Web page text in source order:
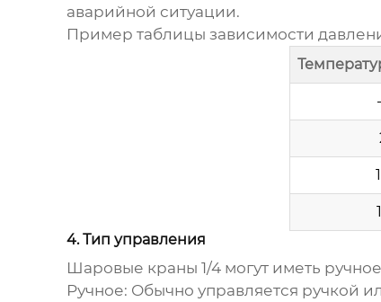
аварийной ситуации.
Пример таблицы зависимости
4. Тип управления
Шаровые краны 1/4могут иметь
Ручное: Обычно управляется ручкой